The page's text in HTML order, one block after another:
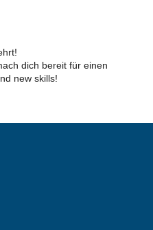
dich bereit für einen
new skills!